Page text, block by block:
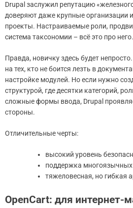
Drupal заслужил репутацию
доверяют даже крупные организации
проекты. Настраиваемые роли,
система таксономии – всё это про него.
Правда, новичку здесь будет
на тех, кто не боится лезть в
настройке модулей. Но если нужно
структурой, где десятки категорий,
сложные формы ввода, Drupal
стороны.
Отличительные черты:
высокий уровень
поддержка многоязычных
тяжеловесная, но гибкая
OpenCart: для интернет-